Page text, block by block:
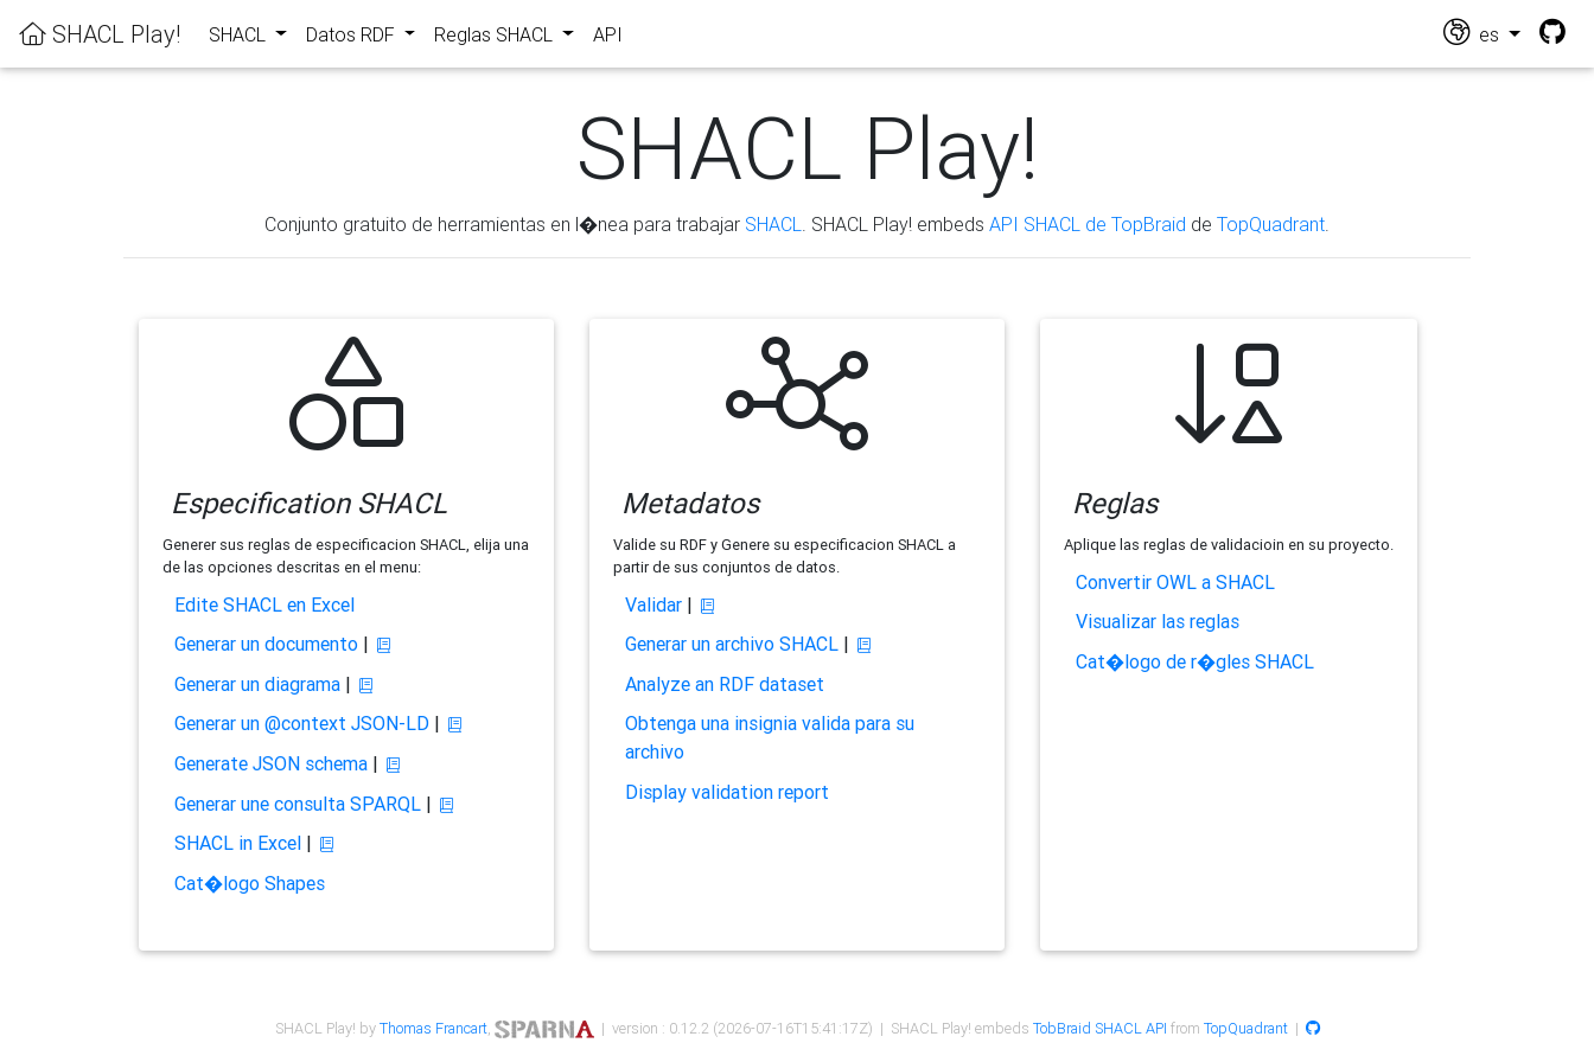
SHACL Play! SHACL Datos RDF Reglas SHACL API es
SHACL Play!
Conjunto gratuito de herramientas en l�nea para trabajar SHACL . SHACL Play! embeds API SHACL de TopBraid de TopQuadrant
Especification SHACL
Generer sus reglas de especificacion SHACL, elija una
de las opciones descritas en el menu:
Edite SHACL en Excel
Generar un documento|
Generar un diagrama|
Generar un @context JSON-LD|
Generate JSON schema|
Generar une consulta SPARQL|
SHACL in Excel|
Cat�logo Shapes
Metadatos
Valide su RDF y Genere su especificacion SHACL a
partir de sus conjuntos de datos.
Validar|
Generar un archivo SHACL|
Analyze an RDF dataset
Obtenga una insignia valida para su
archivo
Display validation report
Reglas
Aplique las reglas de validacioin en su proyecto.
Convertir OWL a SHACL
Visualizar las reglas
Cat�logo de r�gles SHACL
SHACL Play! byThomas Francart, | version : 0.12.2 (2026-07-16T15:41:17Z) | SHACL Play! embeds TobBraid SHACL API from TopQuadrant|